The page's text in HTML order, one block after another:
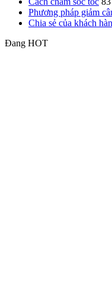
Phương pháp giảm
Chia sẻ của khách
Đang HOT